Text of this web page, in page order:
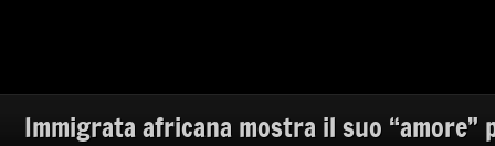
Immigrata africana mostra il suo “amore”